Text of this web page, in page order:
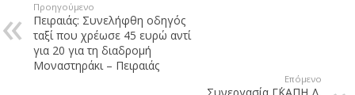
Προηγούμενο
Πειραιάς: Συνελήφθη οδηγός
ταξί που χρέωσε 45 ευρώ αντί
για 20 για τη διαδρομή
Μοναστηράκι – Πειραιάς
Επόμενο